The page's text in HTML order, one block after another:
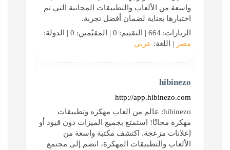
واسعة من الألعاب والتطبيقات المجانية التي تم
اختبارها بعناية لضمان أفضل تجربة.
الزيارات: 664 | التقييم: 0 | المقيّمين: 0 | الدولة:
مصر | اللغة: عربي
hibinezo
http://app.hibinezo.com
hibinezo: عالم من العاب مهكره وتطبيقات
مهكرة مجانًا! استمتع بجميع الميزات دون قيود أو
إعلانات مزعجة. اكتشف مكتبة واسعة من
الألعاب والتطبيقات المهكرة، انضم إلى مجتمع